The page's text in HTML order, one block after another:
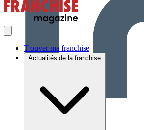
Trouver ma franchise
Actualités de la franchise